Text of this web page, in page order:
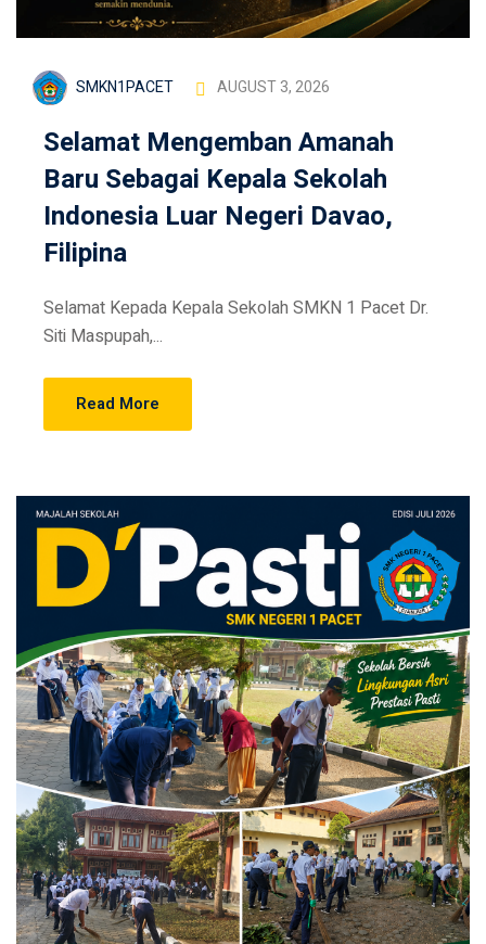
SMKN1PACET AUGUST 3, 2026
Selamat Mengemban Amanah
Baru Sebagai Kepala Sekolah
Indonesia Luar Negeri Davao,
Filipina
Selamat Kepada Kepala Sekolah SMKN 1 Pacet Dr.
Siti Maspupah,...
Read More